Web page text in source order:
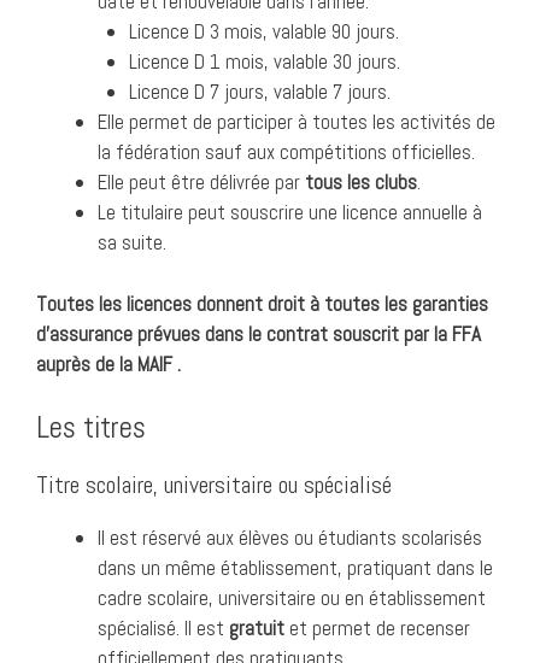
Licence D 3 mois, valable 90 jours.
Licence D 1 mois, valable 30 jours.
Licence D 7 jours, valable 7 jours.
Elle permet de participer à toutes les activités de
la fédération sauf aux compétitions officielles.
Elle peut être délivrée par tous les clubs.
Le titulaire peut souscrire une licence annuelle à
sa suite.
Toutes les licences donnent droit à toutes les garanties
d’assurance prévues dans le contrat souscrit par la FFA
auprès de la MAIF .
Les titres
Titre scolaire, universitaire ou spécialisé
Il est réservé aux élèves ou étudiants scolarisés
dans un même établissement, pratiquant dans le
cadre scolaire, universitaire ou en établissement
spécialisé. Il est gratuit et permet de recenser